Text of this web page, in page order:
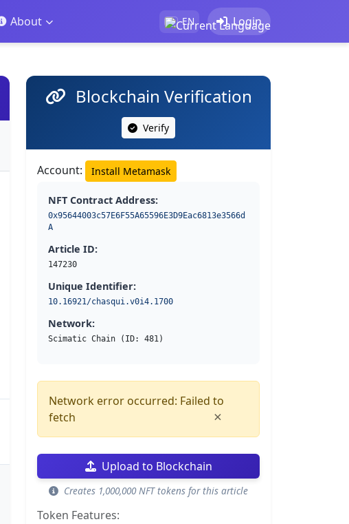
About EN Login
Blockchain Verification
Verify
Account: Install Metamask
NFT Contract Address:
0x95644003c57E6F55A65596E3D9Eac6813e3566d
A
Article ID:
147230
Unique Identifier:
10.16921/chasqui.v0i4.1700
Network:
Scimatic Chain (ID: 481)
Network error occurred: Failed to
fetch
×
Upload to Blockchain
Creates 1,000,000 NFT tokens for this article
Token Features: